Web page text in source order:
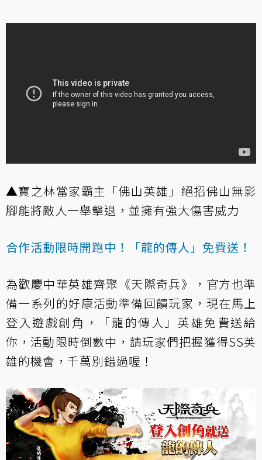
▲寶之林當家霸主「佛山英雄」絕招佛山無影
腳能將敵人一舉擊退，並擁有強大傷害威力
合作活動限時開跑中！「龍的傳人」免費送！
為歡慶中華英雄齊聚《天際奇兵》，官方也準
備一系列的好康活動準備回饋玩家，現在馬上
登入遊戲創角，「龍的傳人」英雄免費送給
你，活動限時倒數中，請玩家們把握獲得SS英
雄的機會，千萬別錯過喔！